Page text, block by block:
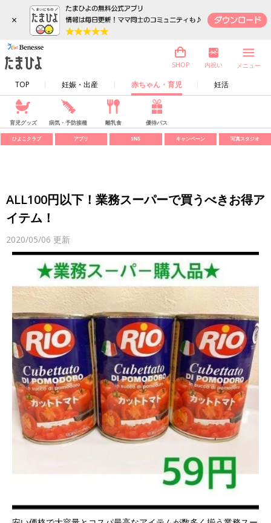
×
TOP 妊娠・出産 赤ちゃん・育児 妊活
SHOP 内祝い メニュー
育児グッズ 病気・予防接種 離乳食 優待パス
ひよこクラブ アプリ SNS キャンペーン 写真スタジオ
ALL100円以下！業務スーパーで買うべきお得ア
イテム！
2020/05/06 更新